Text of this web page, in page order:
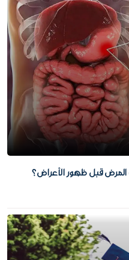
قبل ظهور الأعراض؟